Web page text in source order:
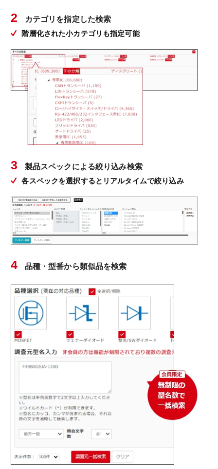
2
カテゴリを指定した検索
階層化された小カテゴリも指定可能
3
製品スペックによる絞り込み検索
各スペックを選択するとリアルタイムで絞り込み
4 品種・型番から類似品を検索